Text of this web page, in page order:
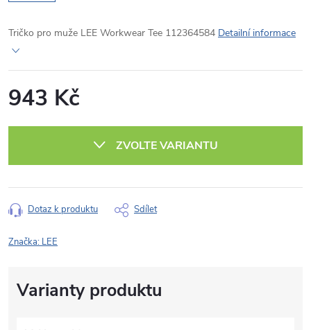
Tričko pro muže LEE Workwear Tee 112364584 Detailní informace
943 Kč
ZVOLTE VARIANTU
Dotaz k produktu Sdílet
Značka: LEE